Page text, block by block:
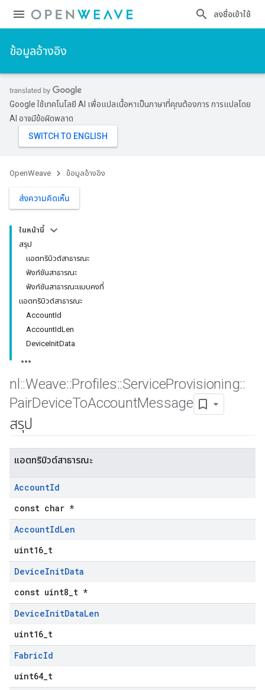
ลงชื่อเข้าใช้
ข้อมูลอ้างอิง
Google ใช้เทคโนโลยี AI เพื่อแปลเนื้อหาเป็นภาษาที่คุณต้องการ การแปลโดย
AI อาจมีข้อผิดพลาด
OpenWeave ข้อมูลอ้างอิง
ส่งความคิดเห็น
ในหน้านี้
สรุป
แอตทริบิวต์สาธารณะ
ฟังก์ชันสาธารณะ
ฟังก์ชันสาธารณะแบบคงที่
แอตทริบิวต์สาธารณะ
AccountId
AccountIdLen
DeviceInitData
nl ::Weave::Profiles::ServiceProvisioning::
PairDeviceToAccountMessage
สรุป
แอตทริบิวต์สาธารณะ
AccountId
const char *
AccountIdLen
uint16_t
DeviceInitData
const uint8_t *
DeviceInitDataLen
uint16_t
FabricId
uint64_t